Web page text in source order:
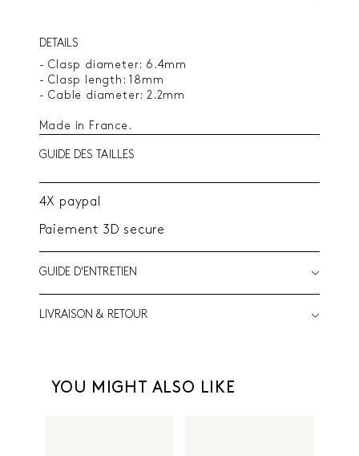
DETAILS
- Clasp diameter: 6.4mm
- Clasp length: 18mm
- Cable diameter: 2.2mm
Made in France.
GUIDE DES TAILLES
4X paypal
Paiement 3D secure
GUIDE D'ENTRETIEN
LIVRAISON & RETOUR
YOU MIGHT ALSO LIKE